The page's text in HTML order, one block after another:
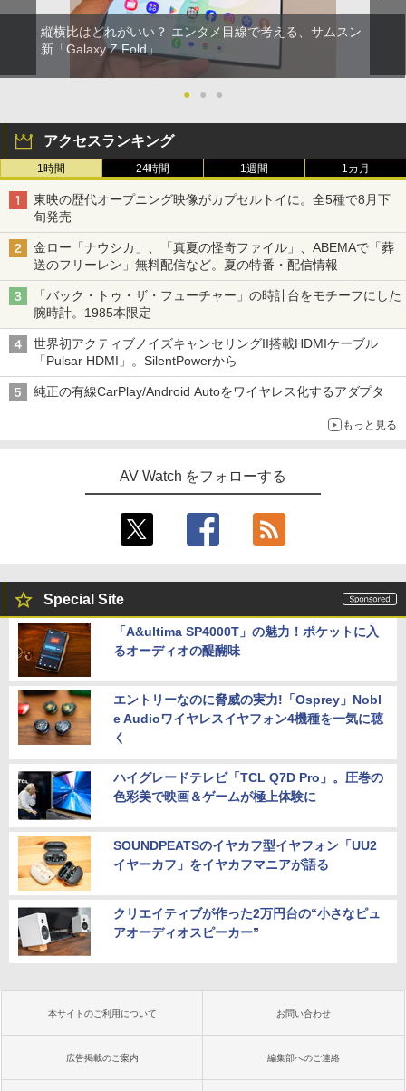
縦横比はどれがいい？ エンタメ目線で考える、サムスン
新「Galaxy Z Fold」
● ● ●
アクセスランキング
1時間 24時間 1週間 1カ月
東映の歴代オープニング映像がカプセルトイに。全5種で8月下
旬発売
金ロー「ナウシカ」、「真夏の怪奇ファイル」、ABEMAで「葬
送のフリーレン」無料配信など。夏の特番・配信情報
「バック・トゥ・ザ・フューチャー」の時計台をモチーフにした
腕時計。1985本限定
世界初アクティブノイズキャンセリングII搭載HDMIケーブル
「Pulsar HDMI」。SilentPowerから
純正の有線CarPlay/Android Autoをワイヤレス化するアダプタ
もっと見る
AV Watch をフォローする
Special Site
「A&ultima SP4000T」の魅力！ポケットに入
るオーディオの醍醐味
エントリーなのに脅威の実力!「Osprey」Nobl
e Audioワイヤレスイヤフォン4機種を一気に聴
く
ハイグレードテレビ「TCL Q7D Pro」。圧巻の
色彩美で映画＆ゲームが極上体験に
SOUNDPEATSのイヤカフ型イヤフォン「UU2
イヤーカフ」をイヤカフマニアが語る
クリエイティブが作った2万円台の“小さなピュ
アオーディオスピーカー”
本サイトのご利用について お問い合わせ
広告掲載のご案内 編集部へのご連絡